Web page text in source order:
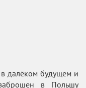
далёком будущем и
в Польшу